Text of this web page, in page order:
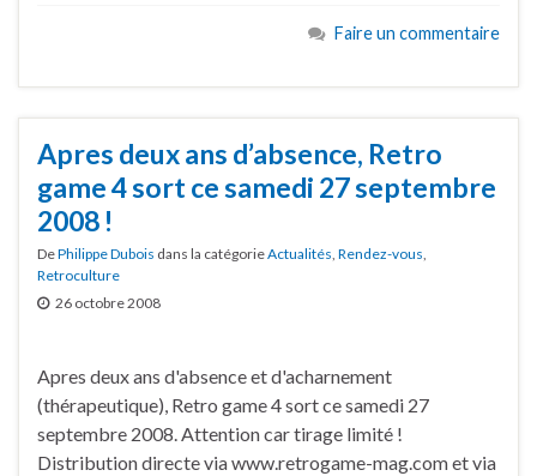
Faire un commentaire
Apres deux ans d’absence, Retro
game 4 sort ce samedi 27 septembre
2008 !
DePhilippe Dubois dans la catégorieActualités, Rendez-vous,
Retroculture
26 octobre 2008
Apres deux ans d'absence et d'acharnement
(thérapeutique), Retro game 4 sort ce samedi 27
septembre 2008. Attention car tirage limité !
Distribution directe via www.retrogame-mag.com et via